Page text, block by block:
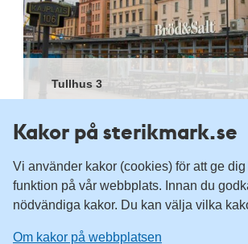
Tullhus 3
Om webbplatsen
Kakor på sterikmark.se
Vi använder kakor (cookies) för att ge
funktion på vår webbplats. Innan du
nödvändiga kakor. Du kan välja vilka
Om kakor på webbplatsen